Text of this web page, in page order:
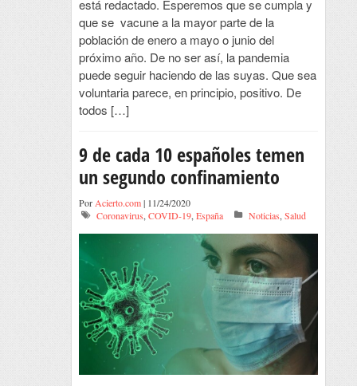
está redactado. Esperemos que se cumpla y
que se vacune a la mayor parte de la
población de enero a mayo o junio del
próximo año. De no ser así, la pandemia
puede seguir haciendo de las suyas. Que sea
voluntaria parece, en principio, positivo. De
todos […]
9 de cada 10 españoles temen
un segundo confinamiento
Por Acierto.com| 11/24/2020
Coronavirus, COVID-19, España Noticias, Salud